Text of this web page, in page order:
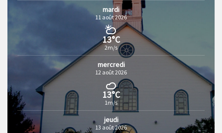
mardi
11 août 2026
13°C
2m/s
mercredi
12 août 2026
13°C
1m/s
jeudi
13 août 2026